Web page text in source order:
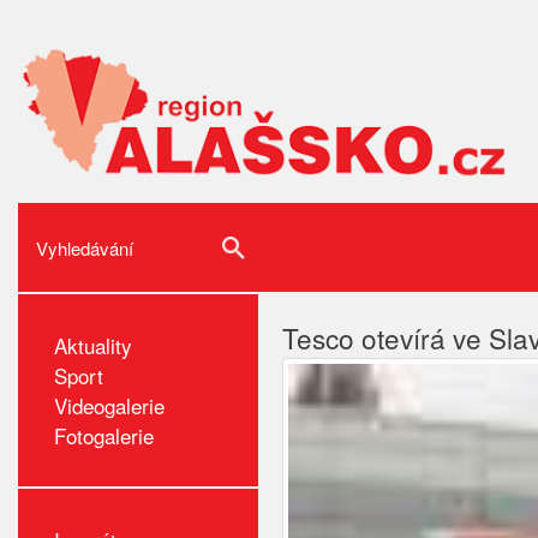
Aktuality
Sport
Videogalerie
Fotogalerie
Tesco otevírá ve